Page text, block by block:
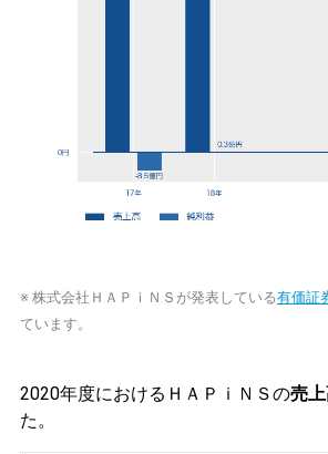
※ 株式会社ＨＡＰｉＮＳが発表している有価証
ています。
2020年度におけるＨＡＰｉＮＳの売
た。